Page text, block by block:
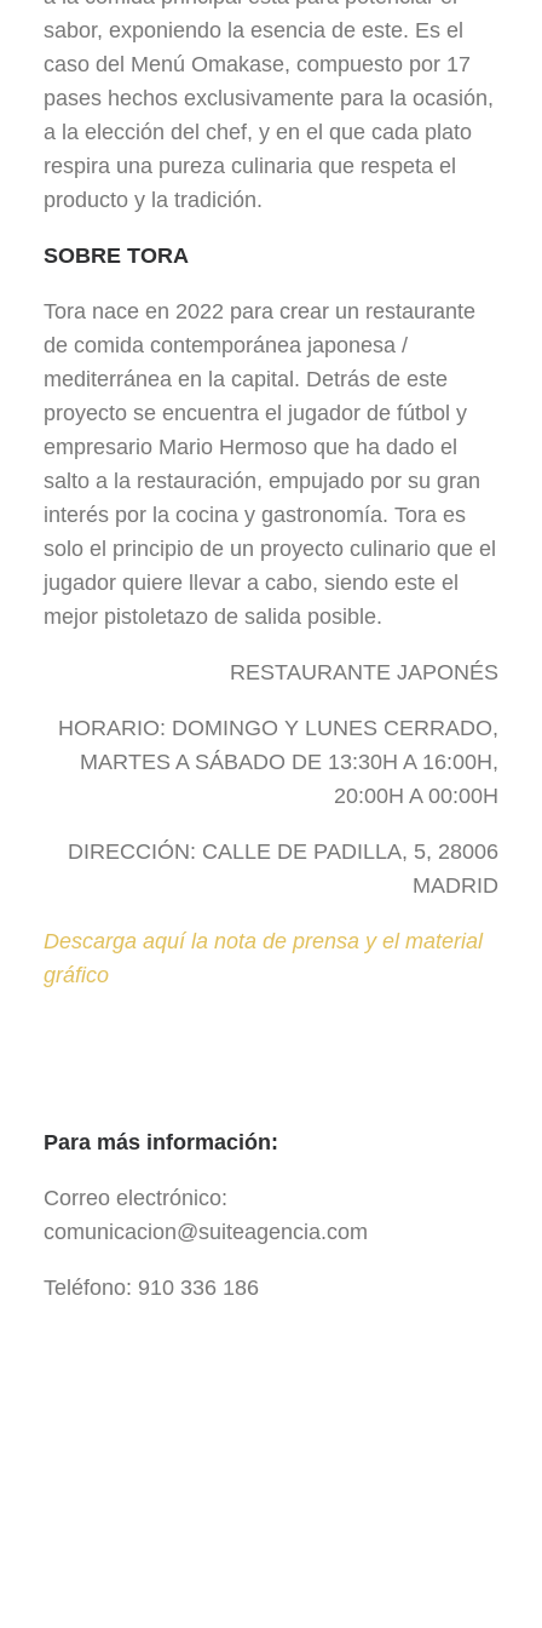
sabor, exponiendo la esencia de este. Es el
caso del Menú Omakase, compuesto por 17
pases hechos exclusivamente para la ocasión,
a la elección del chef, y en el que cada plato
respira una pureza culinaria que respeta el
producto y la tradición.
SOBRE TORA
Tora nace en 2022 para crear un restaurante
de comida contemporánea japonesa /
mediterránea en la capital. Detrás de este
proyecto se encuentra el jugador de fútbol y
empresario Mario Hermoso que ha dado el
salto a la restauración, empujado por su gran
interés por la cocina y gastronomía. Tora es
solo el principio de un proyecto culinario que el
jugador quiere llevar a cabo, siendo este el
mejor pistoletazo de salida posible.
RESTAURANTE JAPONÉS
HORARIO: DOMINGO Y LUNES CERRADO,
MARTES A SÁBADO DE 13:30H A 16:00H,
20:00H A 00:00H
DIRECCIÓN: CALLE DE PADILLA, 5, 28006
MADRID
Descarga aquí la nota de prensa y el material
gráfico
Para más información:
Correo electrónico:
comunicacion@suiteagencia.com
Teléfono: 910 336 186